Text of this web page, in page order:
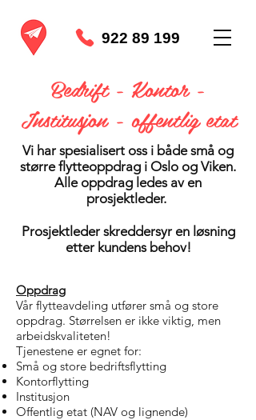
922 89 199
Bedrift - Kontor -
Institusjon - offentlig etat
Vi har spesialisert oss i både små og
større flytteoppdrag i Oslo og Viken.
Alle oppdrag ledes av en
prosjektleder.
Prosjektleder skreddersyr en løsning
etter kundens behov!
Oppdrag
Vår flytteavdeling utfører små og store
oppdrag. Størrelsen er ikke viktig, men
arbeidskvaliteten!
Tjenestene er egnet for:
Små og store bedriftsflytting
Kontorflytting
Institusjon
Offentlig etat (NAV og lignende)